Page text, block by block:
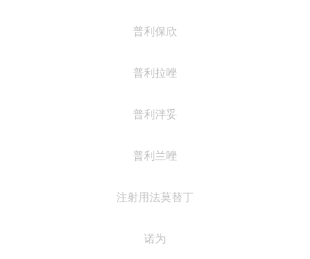
普利保欣
普利拉唑
普利泮妥
普利兰唑
注射用法莫替丁
诺为